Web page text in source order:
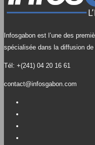
Infosgabon est l’une des
spécialisée dans la diffusion
Tél: +(241) 04 20 16 61
contact@infosgabon.com